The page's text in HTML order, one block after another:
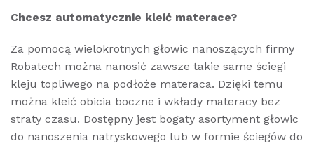
Chcesz automatycznie kleić materace?
Za pomocą wielokrotnych głowic nanoszących firmy
Robatech można nanosić zawsze takie same ściegi
kleju topliwego na podłoże materaca. Dzięki temu
można kleić obicia boczne i wkłady materacy bez
straty czasu. Dostępny jest bogaty asortyment głowic
do nanoszenia natryskowego lub w formie ściegów do